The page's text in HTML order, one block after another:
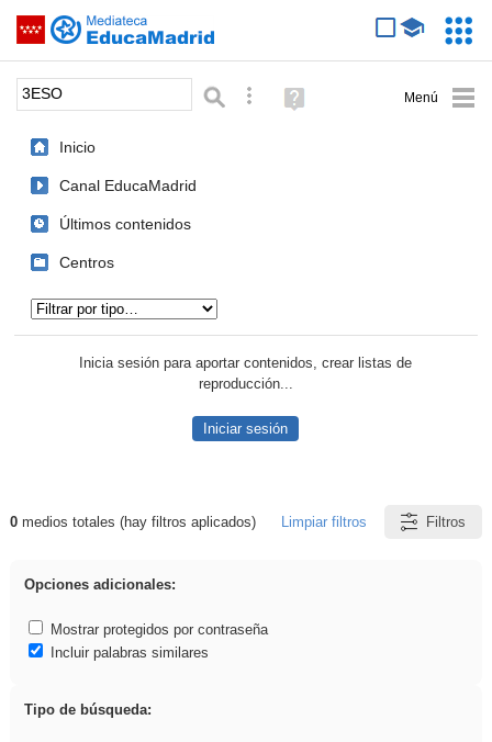
Saltar navegación
Palabra o frase: Búsqueda avanzada
Ayuda
(en
Inicio
Canal EducaMadrid
Últimos contenidos
Centros
Inicia sesión para aportar contenidos, crear listas de
reproducción...
Iniciar sesión
Resultados de: 3ESO
0medios totales (hay filtros aplicados) Limpiar filtros Filtros
Opciones adicionales:
Mostrar protegidos por contraseña
Incluir palabras similares
Tipo de búsqueda: